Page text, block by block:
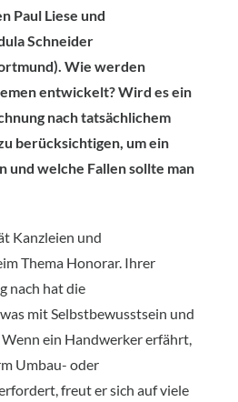
Paul Liese und
Schneider
Wie werden
entwickelt? Wird es ein
nach tatsächlichem
berücksichtigen, um ein
und welche Fallen sollte man
Kanzleien und
Thema Honorar. Ihrer
nach hat die
mit Selbstbewusstsein und
ein Handwerker erfährt,
Umbau- oder
freut er sich auf viele